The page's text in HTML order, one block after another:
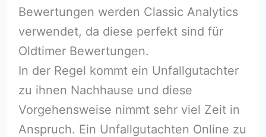
Bewertungen werden Classic Analytics
verwendet, da diese perfekt sind für
Oldtimer Bewertungen.
In der Regel kommt ein Unfallgutachter
zu ihnen Nachhause und diese
Vorgehensweise nimmt sehr viel Zeit in
Anspruch. Ein Unfallgutachten Online zu